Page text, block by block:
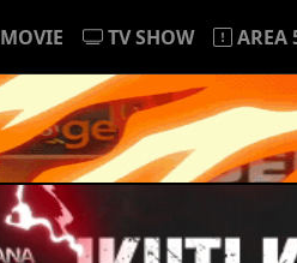
MOVIE TV SHOW AREA